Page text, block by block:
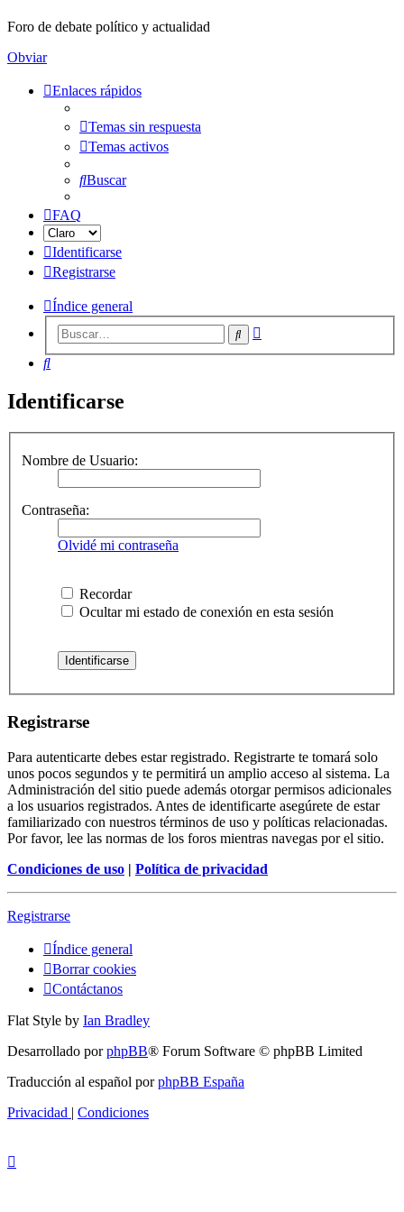
Foro de debate político y actualidad
Obviar
Enlaces rápidos
Temas sin respuesta
Temas activos
Buscar
FAQ
Identificarse
Registrarse
Índice general
Buscar
Buscar
Identificarse
Nombre de Usuario:
Contraseña:
Olvidé mi contraseña
Recordar
Ocultar mi estado de conexión en esta sesión
Registrarse
Para autenticarte debes estar registrado. Registrarte te tomará solo
unos pocos segundos y te permitirá un amplio acceso al sistema. La
Administración del sitio puede además otorgar permisos adicionales
a los usuarios registrados. Antes de identificarte asegúrete de estar
familiarizado con nuestros términos de uso y políticas relacionadas.
Por favor, lee las normas de los foros mientras navegas por el sitio.
Condiciones de uso | Política de privacidad
Registrarse
Índice general
Borrar cookies
Contáctanos
Flat Style by Ian Bradley
Desarrollado porphpBB® Forum Software © phpBB Limited
Traducción al español porphpBB España
Privacidad | Condiciones